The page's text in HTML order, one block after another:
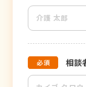
相談